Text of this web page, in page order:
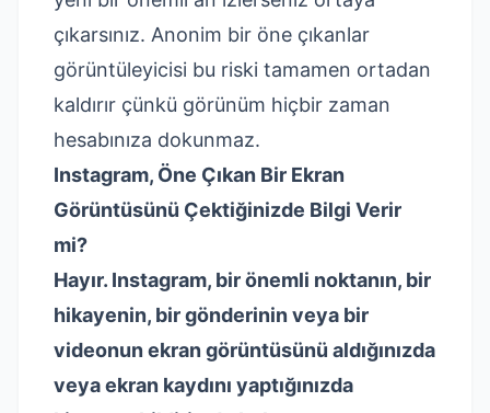
çıkarsınız. Anonim bir öne çıkanlar
görüntüleyicisi bu riski tamamen ortadan
kaldırır çünkü görünüm hiçbir zaman
hesabınıza dokunmaz.
Instagram, Öne Çıkan Bir Ekran
Görüntüsünü Çektiğinizde Bilgi Verir
mi?
Hayır. Instagram, bir önemli noktanın, bir
hikayenin, bir gönderinin veya bir
videonun ekran görüntüsünü aldığınızda
veya ekran kaydını yaptığınızda